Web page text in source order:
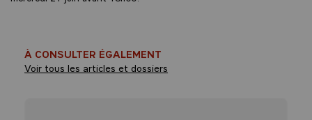
À CONSULTER ÉGALEMENT
Voir tous les articles et dossiers